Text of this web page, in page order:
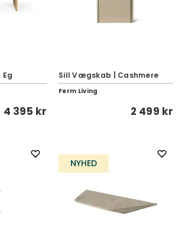
4 395 kr
Sill Vægskab | Cashmere
Ferm Living
2 499 kr
NYHED